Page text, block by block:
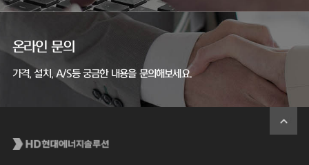
온라인 문의
가격, 설치, A/S등 궁금한 내용을 문의해보세요.